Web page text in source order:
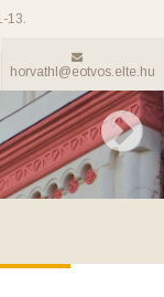
13.
horvathl@eotvos.elte.hu